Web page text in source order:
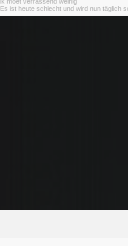
Es ist heute schlecht und wird nun täglich